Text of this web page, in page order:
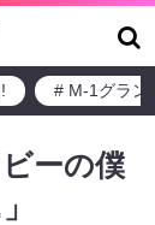
# M-1グラン
ーの僕